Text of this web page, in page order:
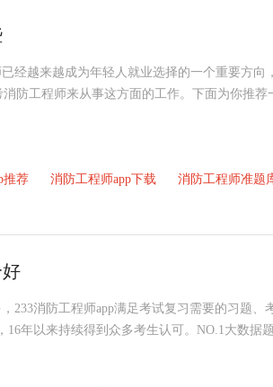
经越来越成为年轻人就业选择的一个重要方向
防工程师来从事这方面的工作。下面为你推荐
推荐 消防工程师app下载 消防工程师准题
233消防工程师app满足考试复习需要的习题、
年以来持续得到众多考生认可。NO.1大数据